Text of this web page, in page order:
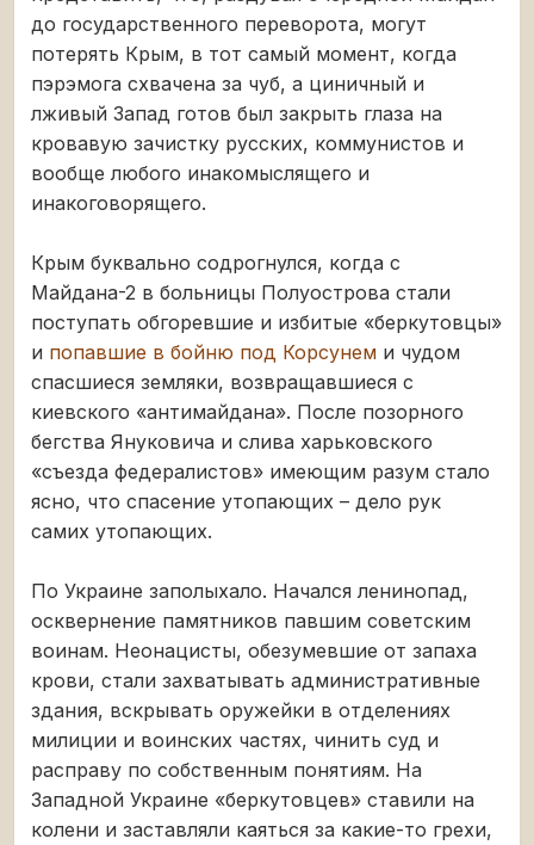
до государственного переворота, могут
потерять Крым, в тот самый момент, когда
пэрэмога схвачена за чуб, а циничный и
лживый Запад готов был закрыть глаза на
кровавую зачистку русских, коммунистов и
вообще любого инакомыслящего и
инакоговорящего.
Крым буквально содрогнулся, когда с
Майдана-2 в больницы Полуострова стали
поступать обгоревшие и избитые «беркутовцы»
и попавшие в бойню под Корсунем и чудом
спасшиеся земляки, возвращавшиеся с
киевского «антимайдана». После позорного
бегства Януковича и слива харьковского
«съезда федералистов» имеющим разум стало
ясно, что спасение утопающих – дело рук
самих утопающих.
По Украине заполыхало. Начался ленинопад,
осквернение памятников павшим советским
воинам. Неонацисты, обезумевшие от запаха
крови, стали захватывать административные
здания, вскрывать оружейки в отделениях
милиции и воинских частях, чинить суд и
расправу по собственным понятиям. На
Западной Украине «беркутовцев» ставили на
колени и заставляли каяться за какие-то грехи,